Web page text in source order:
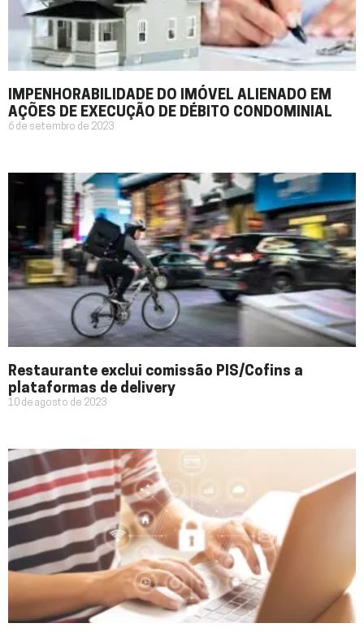
IMPENHORABILIDADE DO IMÓVEL ALIENADO EM
AÇÕES DE EXECUÇÃO DE DÉBITO CONDOMINIAL
6 de setembro de 2023
Restaurante exclui comissão PIS/Cofins a
plataformas de delivery
10 de agosto de 2023